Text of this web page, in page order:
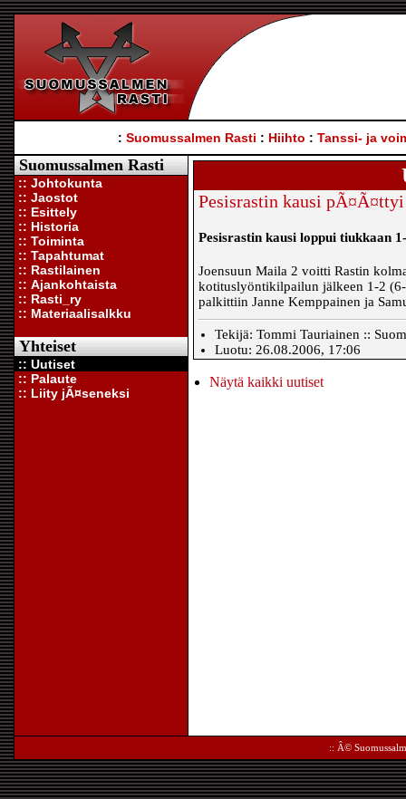
: Suomussalmen Rasti : Hiihto : Tanssi- ja
Suomussalmen Rasti
:: Johtokunta
:: Jaostot
:: Esittely
:: Historia
:: Toiminta
:: Tapahtumat
:: Rastilainen
:: Ajankohtaista
:: Rasti_ry
:: Materiaalisalkku
Yhteiset
:: Uutiset
:: Palaute
:: Liity jÃ¤seneksi
Pesisrastin kausi pÃ¤Ã¤ttyi
Pesisrastin kausi loppui tiukkaan
Joensuun Maila 2 voitti Rastin
kotituslyöntikilpailun jälkeen 1-2
palkittiin Janne Kemppainen ja
Tekijä: Tommi Tauriainen ::
Luotu: 26.08.2006, 17:06
Näytä kaikki uutiset
:: Â©